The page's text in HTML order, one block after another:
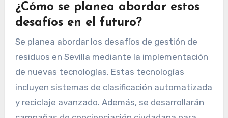
¿Cómo se planea abordar estos
desafíos en el futuro?
Se planea abordar los desafíos de gestión de
residuos en Sevilla mediante la implementación
de nuevas tecnologías. Estas tecnologías
incluyen sistemas de clasificación automatizada
y reciclaje avanzado. Además, se desarrollarán